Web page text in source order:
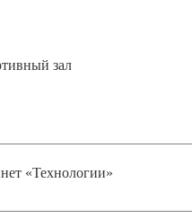
зал
«Технологии»